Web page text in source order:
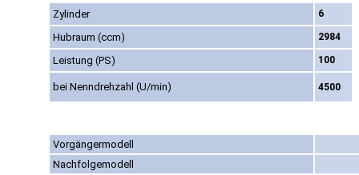
Zylinder 6
Hubraum (ccm) 2984
Leistung (PS) 100
bei Nenndrehzahl (U/min) 4500
Vorgängermodell
Nachfolgemodell